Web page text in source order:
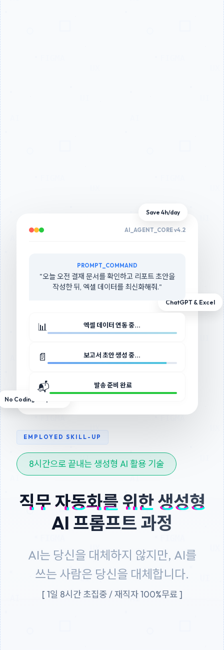
EMPLOYED SKILL-UP
8시간으로 끝내는 생성형 AI 활용 기술
직무 자동화를 위한 생성형
AI 프롬프트 과정
AI는 당신을 대체하지 않지만, AI를
쓰는 사람은 당신을 대체합니다.
[ 1일 8시간 초집중 / 재직자 100%무료 ]
AI_AGENT_CORE v4.2
PROMPT_COMMAND
"오늘 오전 결재 문서를 확인하고 리포트 초안을
작성한 뒤, 엑셀 데이터를 최신화해줘."
📊 엑셀 데이터 연동 중...
📄 보고서 초안 생성 중...
📬 발송 준비 완료
Save 4h/day
No Coding Required
ChatGPT & Excel